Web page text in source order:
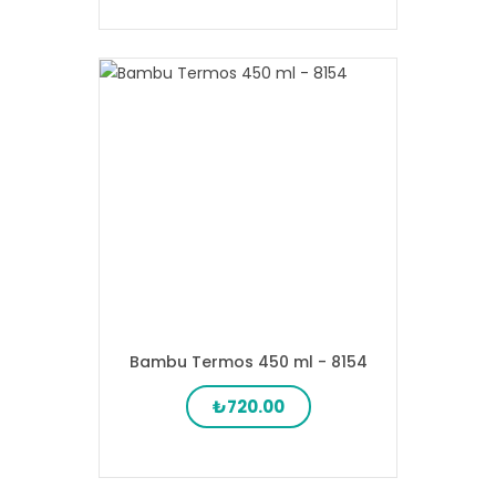
Bambu Termos 450 ml - 8154
₺720.00